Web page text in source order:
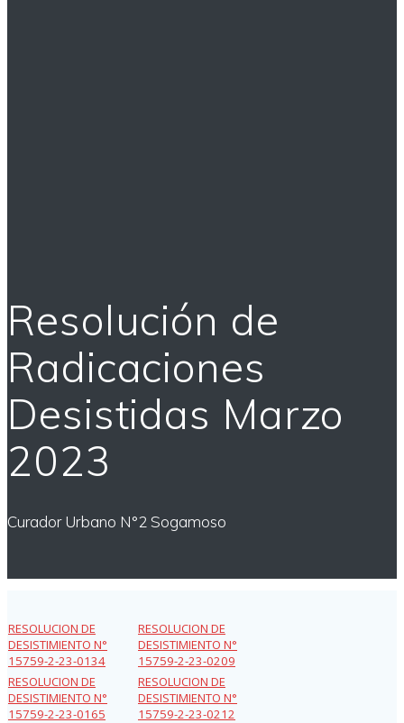
Resolución de
Radicaciones
Desistidas Marzo
2023
Curador Urbano N°2 Sogamoso
RESOLUCION DE
DESISTIMIENTO N°
15759-2-23-0134
RESOLUCION DE
DESISTIMIENTO N°
15759-2-23-0209
RESOLUCION DE
DESISTIMIENTO N°
15759-2-23-0165
RESOLUCION DE
DESISTIMIENTO N°
15759-2-23-0212